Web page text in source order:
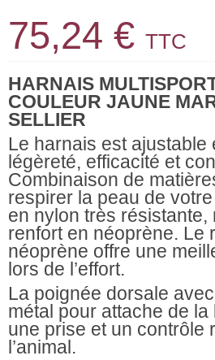
75,24 € TTC
HARNAIS
COULEUR JAUNE
SELLIER
Le harnais est ajustable
légèreté, efficacité et
Combinaison de
respirer la peau de
en nylon très résistante,
renfort en néoprène. Le
néoprène offre une
lors de l’effort.
La poignée dorsale
métal pour attache de
une prise et un contrôle
l’animal.